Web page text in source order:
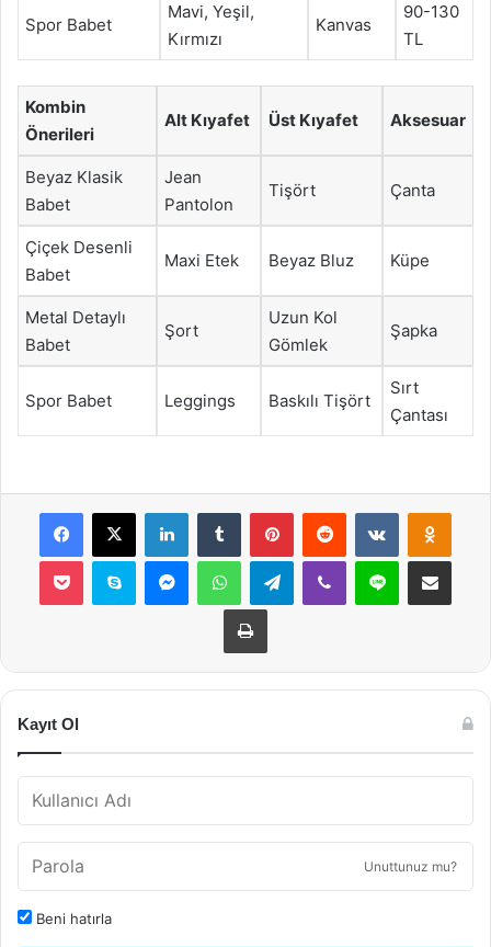
Spor Babet
Mavi, Yeşil,
Kırmızı
Kanvas
90-130
TL
Kombin
Önerileri
Alt Kıyafet Üst Kıyafet Aksesuar
Beyaz Klasik
Babet
Jean
Pantolon
Tişört Çanta
Çiçek Desenli
Babet
Maxi Etek Beyaz Bluz Küpe
Metal Detaylı
Babet
Şort
Uzun Kol
Gömlek
Şapka
Spor Babet Leggings Baskılı Tişört
Sırt
Çantası
Facebook
X LinkedInTumblr PinterestReddit VKontakte
Pocket Skype MessengerWhatsAppTelegramViber Line E-Posta ile
Yazdır
Kayıt Ol
Unuttunuz mu?
Beni hatırla